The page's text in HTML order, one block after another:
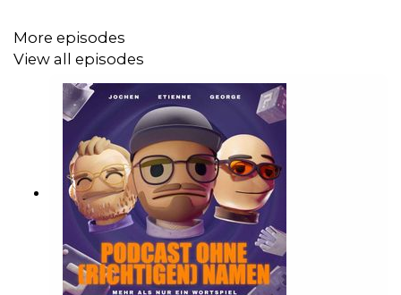
Unterstützt unsgern bei
https://www.podcastohnerichtigennamen.de
Folgt uns auf Twitter:https://x.com/podcastohnename
Unser True Crime Podcast
https://steadyhq.com/de/vorn/
oder hier:
https://shows.acast.com/vorn-verbrechen-ohne-
richtigen-namen
More episodes
View all episodes